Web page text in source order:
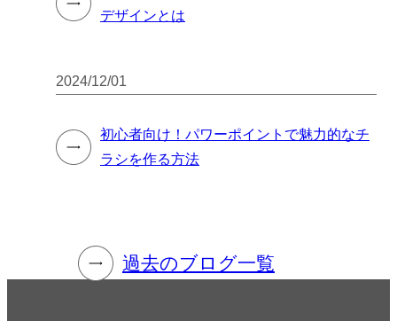
デザインとは
2024/12/01
初心者向け！パワーポイントで魅力的なチ
ラシを作る方法
過去のブログ一覧